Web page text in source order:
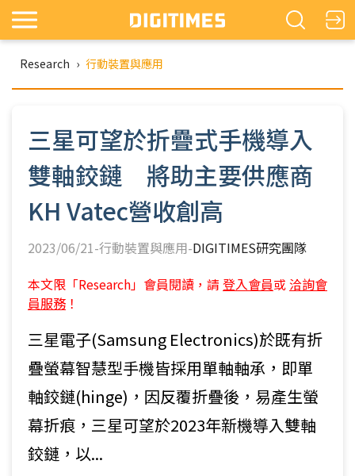
Research › 行動裝置與應用
三星可望於折疊式手機導入
雙軸鉸鏈 將助主要供應商
KH Vatec營收創高
2023/06/21-行動裝置與應用-DIGITIMES研究團隊
本文限「Research」會員閱讀，請 登入會員或 洽詢會
員服務 ！
三星電子(Samsung Electronics)於既有折
疊螢幕智慧型手機皆採用單軸軸承，即單
軸鉸鏈(hinge)，因反覆折疊後，易產生螢
幕折痕，三星可望於2023年新機導入雙軸
鉸鏈，以...